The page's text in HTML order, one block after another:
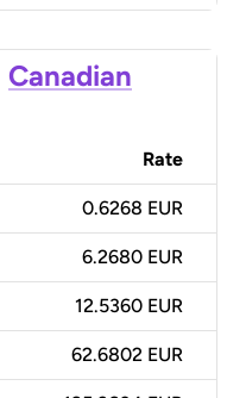
Canadian
Rate
0.6268 EUR
6.2680 EUR
12.5360 EUR
62.6802 EUR